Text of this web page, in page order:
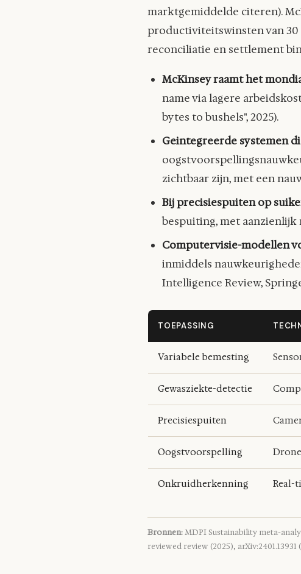
marktgemiddelde citeren).
productiviteitswinsten van
reconciliatie en settlement
McKinsey raamt het
name via lagere
bytes to bushels", 2025).
Geintegreerde systemen
zichtbaar zijn, met een
Bij precisiespuiten op
bespuiting, met aanzienlijk
Computervisie-modellen
inmiddels
Intelligence Review,
TOEPASSING
Variabele bemesting
Gewasziekte-detectie
Precisiespuiten
Oogstvoorspelling
Onkruidherkenning Real-
Bronnen:MDPI Sustainability meta-
reviewed review (2025),